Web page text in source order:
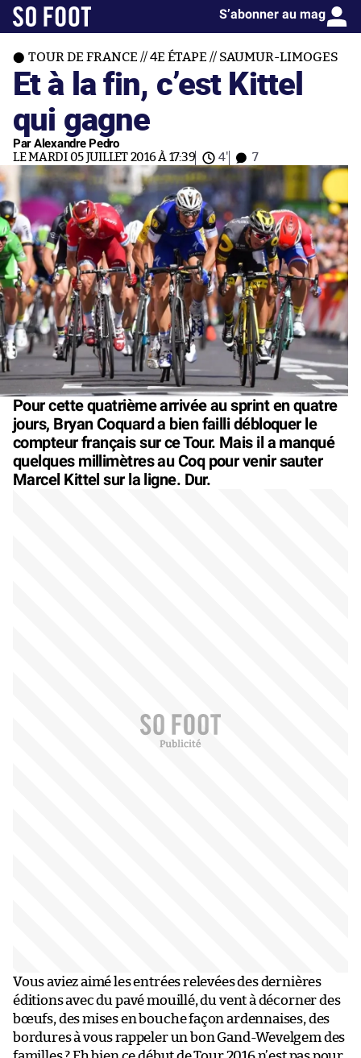
S’abonner au mag
TOUR DE FRANCE // 4E ÉTAPE // SAUMUR-LIMOGES
Et à la fin, c’est Kittel
qui gagne
Par Alexandre Pedro
LE MARDI 05 JUILLET 2016 À 17:39 4' 7
Pour cette quatrième arrivée au sprint en quatre
jours, Bryan Coquard a bien failli débloquer le
compteur français sur ce Tour. Mais il a manqué
quelques millimètres au Coq pour venir sauter
Marcel Kittel sur la ligne. Dur.
Vous aviez aimé les entrées relevées des dernières
éditions avec du pavé mouillé, du vent à décorner des
bœufs, des mises en bouche façon ardennaises, des
bordures à vous rappeler un bon Gand-Wevelgem des